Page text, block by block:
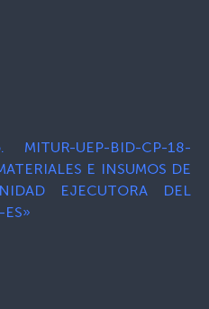
MITUR-UEP-BID-CP-18-
E INSUMOS DE
EJECUTORA DEL